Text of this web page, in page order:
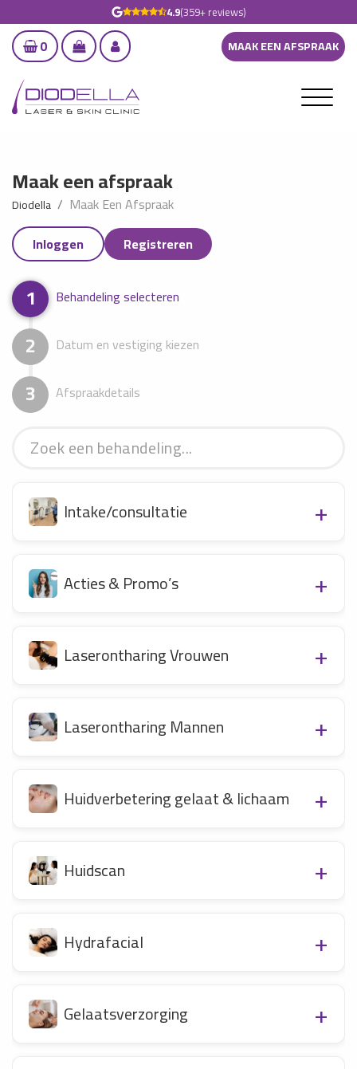
4.9(359+ reviews)
0 MAAK EEN AFSPRAAK
Maak een afspraak
Diodella
Maak Een Afspraak
Inloggen
Registreren
1 Behandeling selecteren
2 Datum en vestiging kiezen
3 Afspraakdetails
Intake/consultatie
Acties & Promo’s
Laserontharing Vrouwen
Laserontharing Mannen
Huidverbetering gelaat & lichaam
Huidscan
Hydrafacial
Gelaatsverzorging